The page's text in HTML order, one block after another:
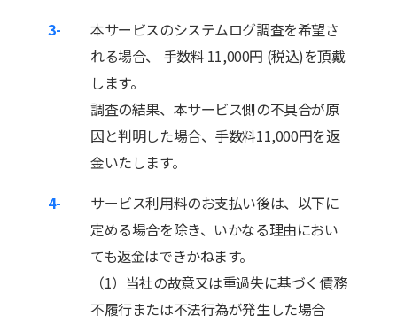
3-
本サービスのシステムログ調査を希望さ
れる場合、 手数料 11,000円 (税込)を頂戴
します。
調査の結果、本サービス側の不具合が原
因と判明した場合、手数料11,000円を返
金いたします。
4-
サービス利用料のお支払い後は、以下に
定める場合を除き、いかなる理由におい
ても返金はできかねます。
（1）当社の故意又は重過失に基づく債務
不履行または不法行為が発生した場合